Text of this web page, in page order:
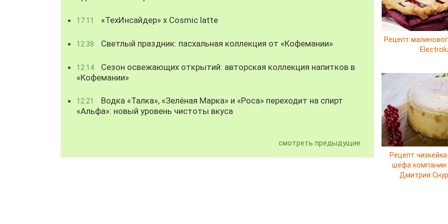
17:11 «ТехИнсайдер» х Cosmic latte
12:38 Светлый праздник: пасхальная коллекция от «Кофемании»
12:14
Сезон освежающих открытий: авторская коллекция напитков в
«Кофемании»
12:21
Водка «Талка», «Зелёная Марка» и «Роса» переходит на спирт
«Альфа»: новый уровень чистоты вкуса
смотреть предыдущие
Рецепт
Рецепт
шефа компании
Дмитрия